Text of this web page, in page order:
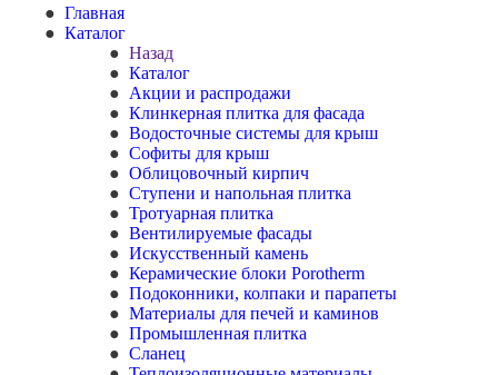
Главная
Каталог
Назад
Каталог
Акции и распродажи
Клинкерная плитка для фасада
Водосточные системы для крыш
Софиты для крыш
Облицовочный кирпич
Ступени и напольная плитка
Тротуарная плитка
Вентилируемые фасады
Искусственный камень
Керамические блоки Porotherm
Подоконники, колпаки и парапеты
Материалы для печей и каминов
Промышленная плитка
Сланец